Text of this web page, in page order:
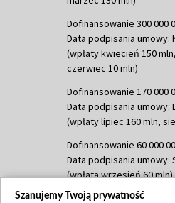
Dofinansowanie 300 000
Data podpisania umowy:
(wpłaty kwiecień 150
czerwiec 10 mln)
Dofinansowanie 170 000
Data podpisania umowy:
(wpłaty lipiec 160 mln,
Dofinansowanie 60 000
Data podpisania umowy:
(wpłata wrzesień 60 mln)
Dofinansowanie 635 783
Szanujemy Twoją prywatność